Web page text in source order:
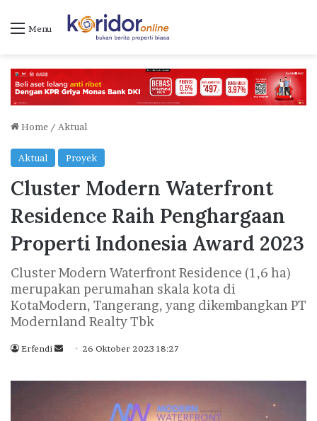
Menu
Home / Aktual
Aktual Proyek
Cluster Modern Waterfront
Residence Raih Penghargaan
Properti Indonesia Award 2023
Cluster Modern Waterfront Residence (1,6 ha)
merupakan perumahan skala kota di
KotaModern, Tangerang, yang dikembangkan PT
Modernland Realty Tbk
Erfendi
n
26 Oktober 2023 18:27